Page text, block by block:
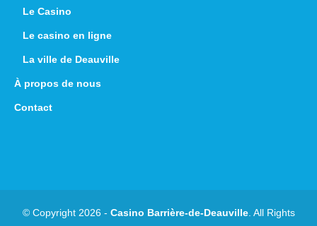
Le Casino
Le casino en ligne
La ville de Deauville
À propos de nous
Contact
© Copyright 2026 - Casino Barrière-de-Deauville. All Rights